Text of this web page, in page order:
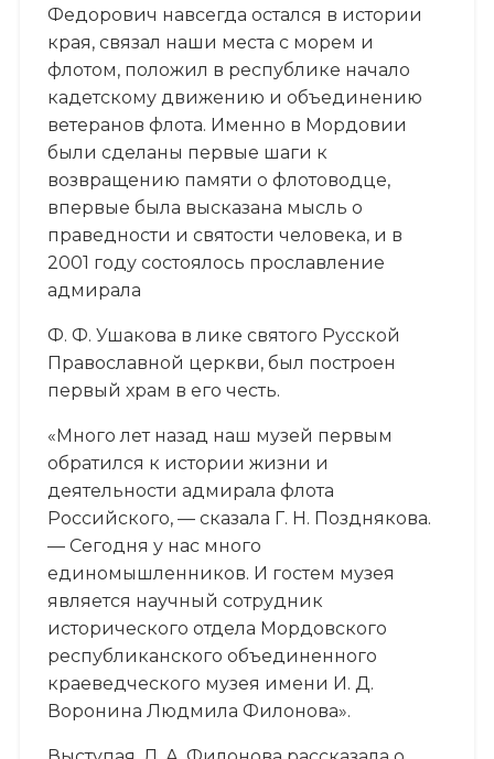
Федорович навсегда остался в истории
края, связал наши места с морем и
флотом, положил в республике начало
кадетскому движению и объединению
ветеранов флота. Именно в Мордовии
были сделаны первые шаги к
возвращению памяти о флотоводце,
впервые была высказана мысль о
праведности и святости человека, и в
2001 году состоялось прославление
адмирала
Ф. Ф. Ушакова в лике святого Русской
Православной церкви, был построен
первый храм в его честь.
«Много лет назад наш музей первым
обратился к истории жизни и
деятельности адмирала флота
Российского, — сказала Г. Н. Позднякова.
— Сегодня у нас много
единомышленников. И гостем музея
является научный сотрудник
исторического отдела Мордовского
республиканского объединенного
краеведческого музея имени И. Д.
Воронина Людмила Филонова».